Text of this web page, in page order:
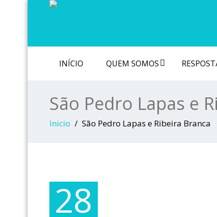
INÍCIO QUEM SOMOS
São Pedro Lapas e
Inicio São Pedro Lapas e Ribeira Branca
28